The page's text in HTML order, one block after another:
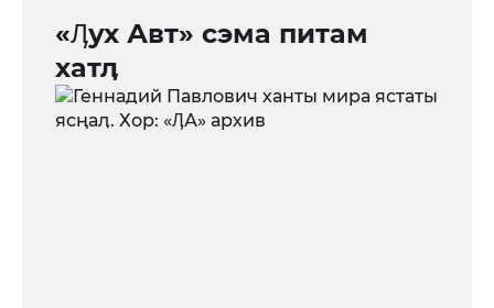
«Ӆух Авт» сэма питам
хатӆ